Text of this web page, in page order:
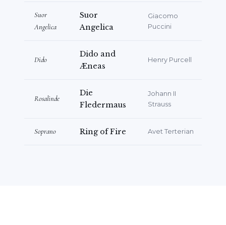
de gala operísticos.
futuros figuran el papel principal en
Manon Lescauty Gretel (
Zauberflöte
) para la Regents Opera.
Suor
Angelica
Suor
Angelica
Giacomo
Puccini
Dido
Dido and
Æneas
Henry Purcell
Rosalinde
Die
Fledermaus
Johann II
Strauss
Soprano Ring of Fire Avet Terterian